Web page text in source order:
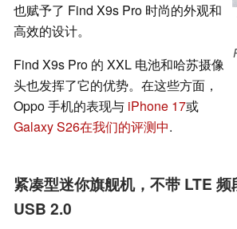
也赋予了 Find X9s Pro 时尚的外观和
高效的设计。
Find X9s Pro 的 XXL 电池和哈苏摄像
头也发挥了它的优势。在这些方面，
Oppo 手机的表现与 iPhone 17或
Galaxy S26在我们的评测中.
紧凑型迷你旗舰机，不带 LTE
USB 2.0